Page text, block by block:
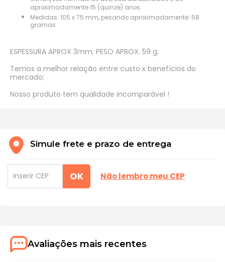
aproximadamente 15 (quinze) anos.
Medidas: 105 x 75 mm, pesando aproximadamente: 58
gramas
ESPESSURA APROX 3mm; PESO APROX. 59 g;
Temos a melhor relação entre custo x benefícios do
mercado;
Nosso produto tem qualidade incomparável !
Simule frete e prazo de entrega
OK Não lembro meu CEP
Avaliações mais recentes